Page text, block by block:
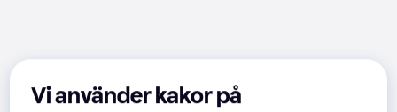
Vi använder kakor på